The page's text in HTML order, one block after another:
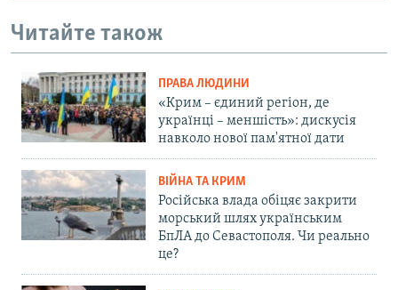
Читайте також
ПРАВА ЛЮДИНИ
«Крим – єдиний регіон, де
українці – меншість»: дискусія
навколо нової пам'ятної дати
ВІЙНА ТА КРИМ
Російська влада обіцяє закрити
морський шлях українським
БпЛА до Севастополя. Чи реально
це?